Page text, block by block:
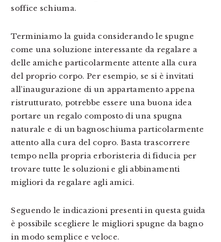
soffice schiuma.
Terminiamo la guida considerando le spugne
come una soluzione interessante da regalare a
delle amiche particolarmente attente alla cura
del proprio corpo. Per esempio, se si è invitati
all’inaugurazione di un appartamento appena
ristrutturato, potrebbe essere una buona idea
portare un regalo composto di una spugna
naturale e di un bagnoschiuma particolarmente
attento alla cura del copro. Basta trascorrere
tempo nella propria erboristeria di fiducia per
trovare tutte le soluzioni e gli abbinamenti
migliori da regalare agli amici.
Seguendo le indicazioni presenti in questa guida
è possibile scegliere le migliori spugne da bagno
in modo semplice e veloce.